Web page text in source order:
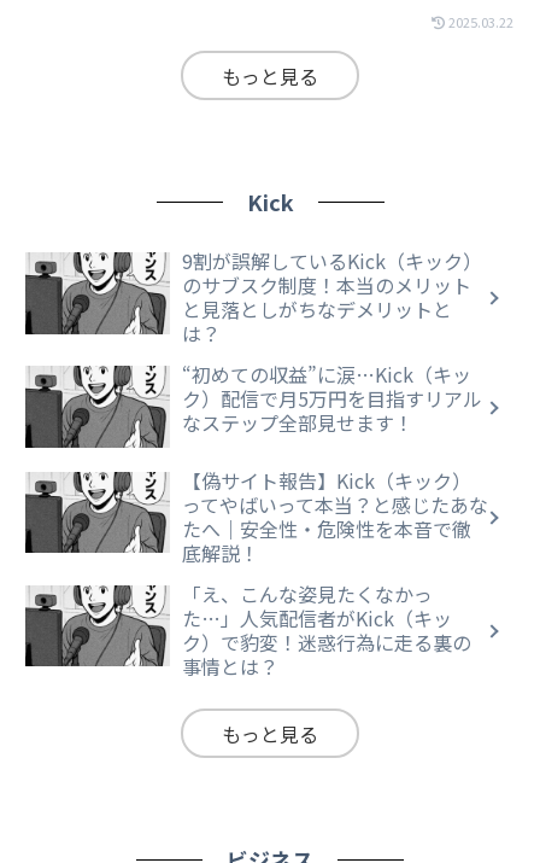
2025.03.22
もっと見る
Kick
9割が誤解しているKick（キック）
のサブスク制度！本当のメリット
と見落としがちなデメリットと
は？
“初めての収益”に涙…Kick（キッ
ク）配信で月5万円を目指すリアル
なステップ全部見せます！
【偽サイト報告】Kick（キック）
ってやばいって本当？と感じたあな
たへ｜安全性・危険性を本音で徹
底解説！
「え、こんな姿見たくなかっ
た…」人気配信者がKick（キッ
ク）で豹変！迷惑行為に走る裏の
事情とは？
もっと見る